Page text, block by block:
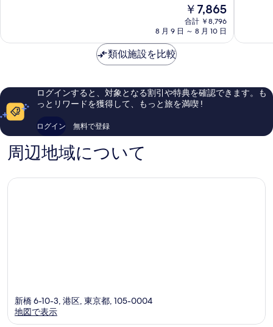
口
件
の
口
ミ
現
在
の
￥7,865
合計 ￥8,796
8 月 9 日 ～ 8 月 10 日
て
ら
し
類似施設を比較
ログインすると、対象となる割引や特典を確認できます。も
っとリワードを獲得して、もっと旅を満喫 !
ログイン 無料で登録
周辺地域について
新橋 6-10-3, 港区, 東京都, 105-0004
地図で表示